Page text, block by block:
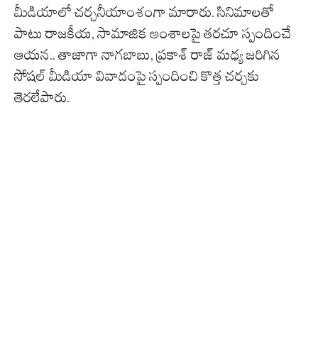
మీడియాలో చర్చనీయాంశంగా మారారు. సినిమాలతో
పాటు రాజకీయ, సామాజిక అంశాలపై తరచూ స్పందించే
ఆయన.. తాజాగా నాగబాబు, ప్రకాశ్ రాజ్ మధ్య జరిగిన
సోషల్ మీడియా వివాదంపై స్పందించి కొత్త చర్చకు
తెరలేపారు.